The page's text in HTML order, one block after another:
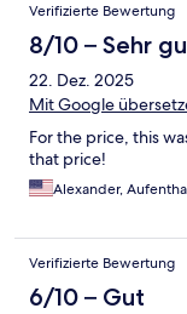
Verifizierte Bewertung
8/10 – Sehr
22. Dez. 2025
Mit Google
For the price, this
that price!
Alexander,
Verifizierte Bewertung
6/10 – Gut